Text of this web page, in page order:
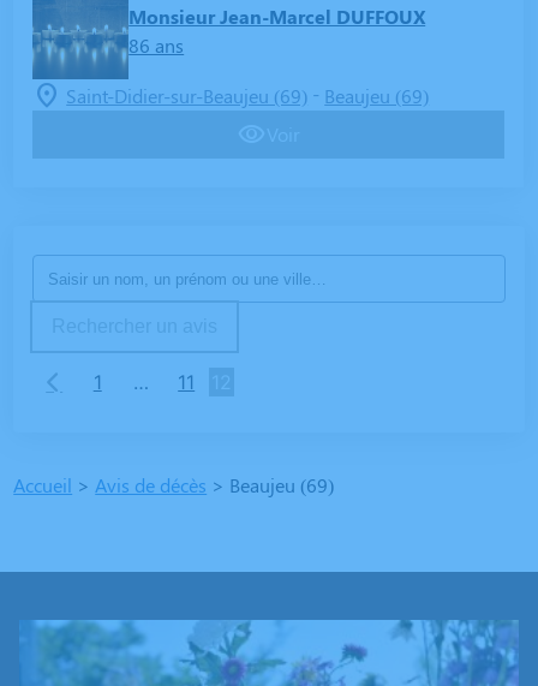
Monsieur Jean-Marcel DUFFOUX
86 ans
Saint-Didier-sur-Beaujeu (69) - Beaujeu (69)
1 … 11
Accueil > Avis de décès > Beaujeu (69)